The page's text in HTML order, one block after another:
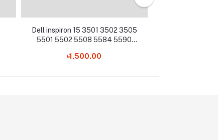
Dell inspiron 15 3501 3502 3505
5501 5502 5508 5584 5590
Keyboard
৳1,500.00